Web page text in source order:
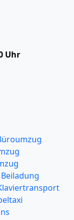
Uhr
Beiladung